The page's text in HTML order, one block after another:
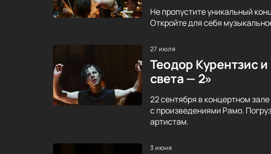
Не пропустите уникальный
Откройте для себя
27 июля
Теодор Курентзис
света — 2»
22 сентября в концертном
с произведениями Рамо.
артистам.
3 июня